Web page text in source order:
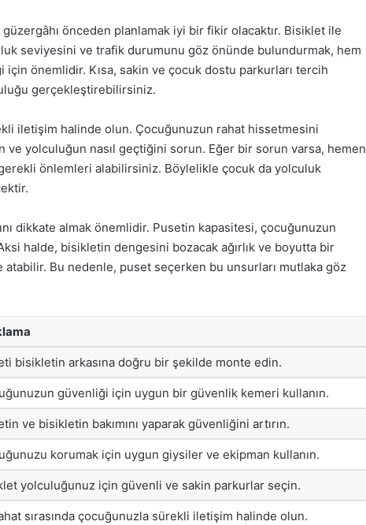
önceden planlamak iyi bir fikir olacaktır. Bisiklet ile
seviyesini ve trafik durumunu göz önünde bulundurmak, hem
önemlidir. Kısa, sakin ve çocuk dostu parkurları tercih
gerçekleştirebilirsiniz.
iletişim halinde olun. Çocuğunuzun rahat hissetmesini
ve yolculuğun nasıl geçtiğini sorun. Eğer bir sorun varsa, hemen
önlemleri alabilirsiniz. Böylelikle çocuk da yolculuk
dikkate almak önemlidir. Pusetin kapasitesi, çocuğunuzun
halde, bisikletin dengesini bozacak ağırlık ve boyutta bir
Bu nedenle, puset seçerken bu unsurları mutlaka göz
bisikletin arkasına doğru bir şekilde monte edin.
güvenliği için uygun bir güvenlik kemeri kullanın.
ve bisikletin bakımını yaparak güvenliğini artırın.
korumak için uygun giysiler ve ekipman kullanın.
yolculuğunuz için güvenli ve sakin parkurlar seçin.
sırasında çocuğunuzla sürekli iletişim halinde olun.